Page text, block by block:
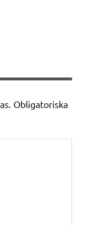
Obligatoriska